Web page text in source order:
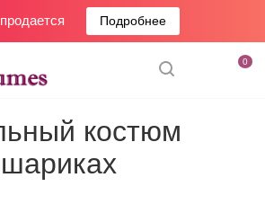
Подробнее
0
костюм